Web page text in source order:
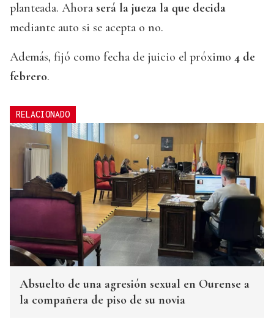
planteada. Ahora será la jueza la que decida
mediante auto si se acepta o no.
Además, fijó como fecha de juicio el próximo 4 de
febrero.
RELACIONADO
Absuelto de una agresión sexual en Ourense a
la compañera de piso de su novia